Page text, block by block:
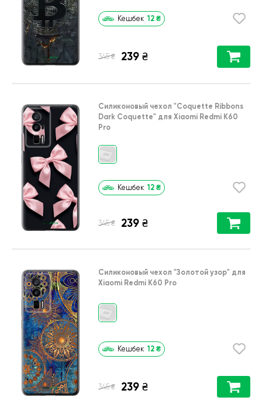
Кешбек 12 ₴
345 ₴ 239 ₴
Силиконовый чехол "Coquette Ribbons
Dark Coquette" для Xiaomi Redmi K60
Pro
Кешбек 12 ₴
345 ₴ 239 ₴
Силиконовый чехол "Золотой узор" для
Xiaomi Redmi K60 Pro
Кешбек 12 ₴
345 ₴ 239 ₴